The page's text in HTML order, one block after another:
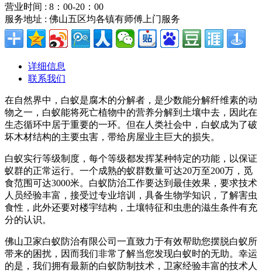
营业时间 : 8：00-20：00
服务地址 : 佛山五区均各镇有师傅上门服务
详细信息
联系我们
在自然界中，白蚁是腐木的分解者，是少数能分解纤维素的动
物之一，白蚁能将死亡植物中的营养分解到土壤中去，因此在
生态循环中居于重要的一环。但在人类社会中，白蚁成为了破
坏木材结构的主要虫害，带给房屋业主巨大的损失。
白蚁实行等级制度，每个等级都发挥某种特定的功能，以保证
蚁群的正常运行。一个成熟的蚁群数量可达20万至200万，觅
食范围可达3000米。白蚁防治工作要达到最佳效果，要求技术
人员经验丰富，接受过专业培训，具备生物学知识，了解害虫
食性，此外还要对楼宇结构，土壤特征和虫患的滋生条件有充
分的认识。
佛山卫家白蚁防治有限公司一直致力于有效帮助您摆脱白蚁所
带来的困扰，因而我们非常了解当您发现白蚁时的无助。幸运
的是，我们拥有最新的白蚁防制技术，卫家经验丰富的技术人